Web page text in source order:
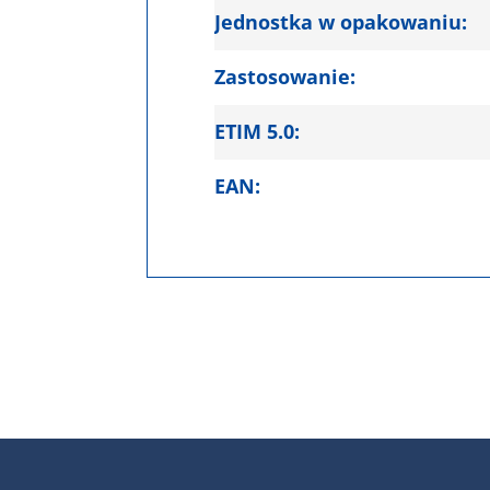
Jednostka w opakowaniu:
Zastosowanie:
ETIM 5.0:
EAN: